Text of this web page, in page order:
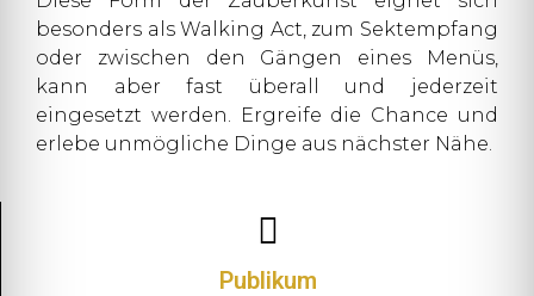
besonders als Walking Act, zum Sektempfang
oder zwischen den Gängen eines Menüs,
kann aber fast überall und jederzeit
eingesetzt werden. Ergreife die Chance und
erlebe unmögliche Dinge aus nächster Nähe.
Publikum